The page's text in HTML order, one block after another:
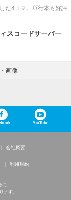
た4コマ。単行本も好評
スコードサーバー
画像
YouTube
会社概要
利用規約
、
ます。